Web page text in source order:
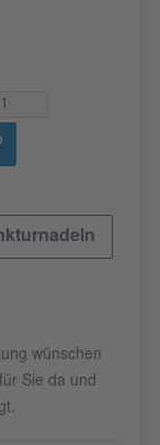
wünschen
Sie da und